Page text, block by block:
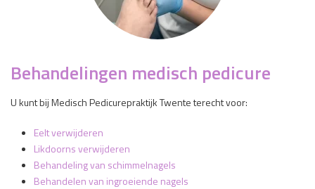
Behandelingen medisch pedicure
U kunt bij Medisch Pedicurepraktijk Twente terecht voor:
Eelt verwijderen
Likdoorns verwijderen
Behandeling van schimmelnagels
Behandelen van ingroeiende nagels